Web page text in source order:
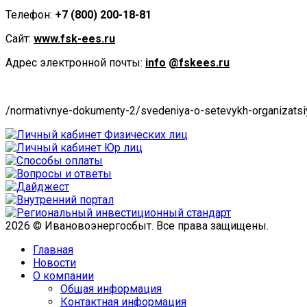
Телефон: +7 (800) 200-18-81
Сайт: www.fsk-ees.ru
Адрес электронной почты: info @fskees.ru
/normativnye-dokumenty-2/svedeniya-o-setevykh-
2026 © Ивановоэнергосбыт. Все права защищены.
Главная
Новости
О компании
Общая информация
­Контактная информация